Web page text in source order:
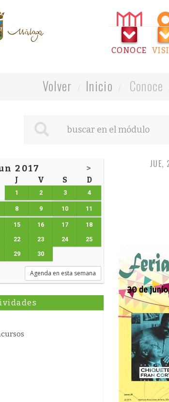
CONOCE
Volver Inicio Conoce
2017 >
J V S D
1 2 3 4
8 9 10 11
15 16 17 18
22 23 24 25
29 30
Agenda en esta semana
JUE,